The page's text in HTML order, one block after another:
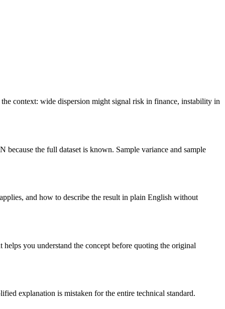
the context: wide dispersion might signal risk in finance, instability in
the full dataset is known. Sample variance and sample
and how to describe the result in plain English without
you understand the concept before quoting the original
explanation is mistaken for the entire technical standard.